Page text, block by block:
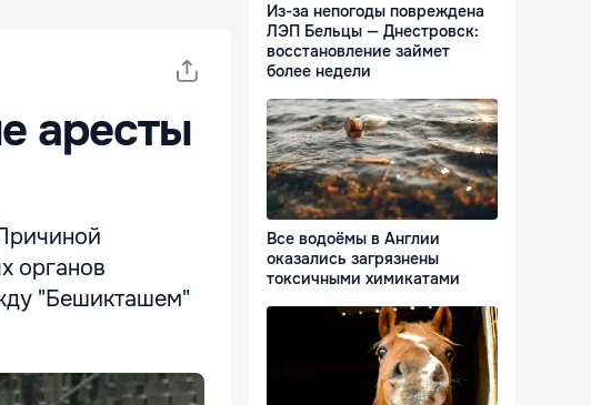
аресты
органов
"Бешикташем"
Из-за непогоды повреждена
ЛЭП Бельцы — Днестровск:
восстановление займет
более недели
Все водоёмы в Англии
оказались загрязнены
токсичными химикатами